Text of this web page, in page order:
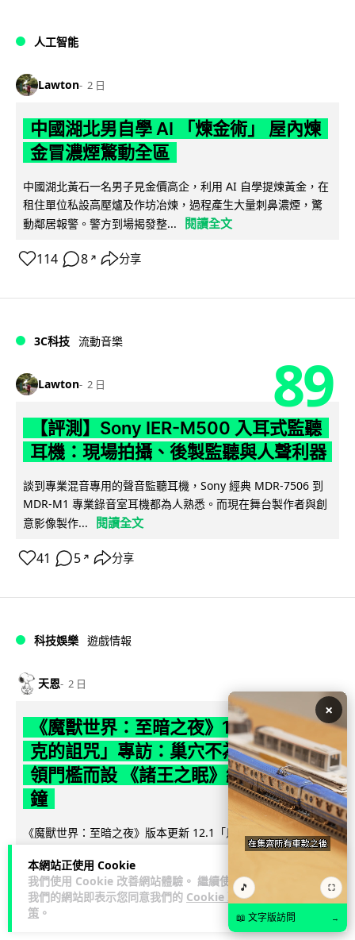
本網站正使用 Cookie
我們使用 Cookie 改善網站體驗。 繼續使用
我們的網站即表示您同意我們的 Cookie 政
策 。
人工智能
Lawton 2 日
中國湖北男自學 AI 「煉金術」 屋內煉
金冒濃煙驚動全區
中國湖北黃石一名男子見金價高企，利用 AI 自學提煉黃金，在
租住單位私設高壓爐及作坊冶煉，過程產生大量刺鼻濃煙，驚
動鄰居報警。警方到場揭發整...
閱讀全文
114 8 ↗ 分享
3C科技 流動音樂
Lawton 2 日 89
【評測】Sony IER-M500 入耳式監聽
耳機：現場拍攝、後製監聽與人聲利器
談到專業混音專用的聲音監聽耳機，Sony 經典 MDR-7506 到
MDR-M1 專業錄音室耳機都為人熟悉。而現在舞台製作者與創
意影像製作...
閱讀全文
41 5 ↗ 分享
科技娛樂 遊戲情報
天恩 2 日
《魔獸世界：至暗之夜》12.1 「烏拉特
克的詛咒」專訪：巢穴不為提高世界首
領門檻而設 《諸王之眠》縮短約 10 分
鐘
《魔獸世界：至暗之夜》版本更新 12.1「烏拉特克的詛咒」將
於 8 月 13 日正式上線，帶來全新區域「盤蛇島」、地城「毒牙
祭壇」、新型態世... 閱讀全文
116 分享
×
🎵 ⛶
📖 文字版訪問 →